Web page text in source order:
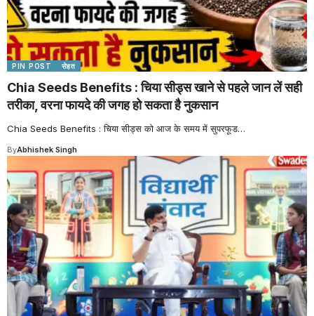
PIN POST सेहत
Chia Seeds Benefits : चिया सीड्स खाने से पहले जान लें सही
तरीका, वरना फायदे की जगह हो सकता है नुकसान
Chia Seeds Benefits : चिया सीड्स को आज के समय में सुपरफूड…
ByAbhishek Singh